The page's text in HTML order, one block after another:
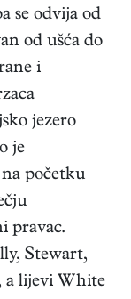
se odvija od
od ušća do
i
jezero
je
početku
pravac.
Stewart,
lijevi White